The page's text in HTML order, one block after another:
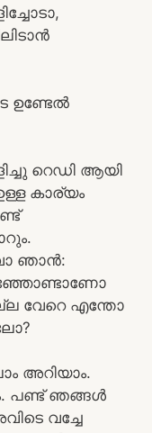
ഉണ്ടേൽ
റെഡി ആയി
കാര്യം
ഞാൻ:
വേറെ എന്തോ
അറിയാം.
പണ്ട് ഞങ്ങൾ
വച്ചേ